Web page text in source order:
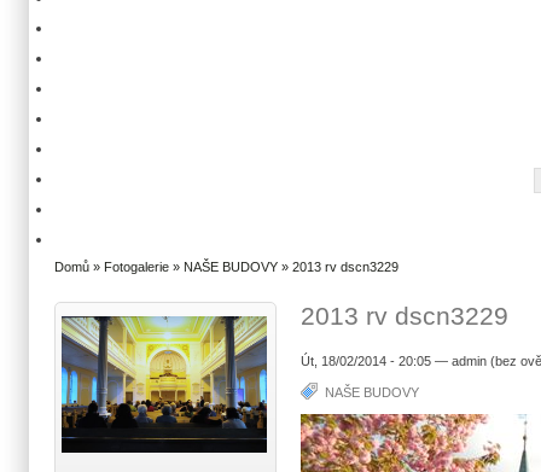
Domů » Fotogalerie » NAŠE BUDOVY » 2013 rv dscn3229
2013 rv dscn3229
Út, 18/02/2014 - 20:05 — admin (bez
NAŠE BUDOVY